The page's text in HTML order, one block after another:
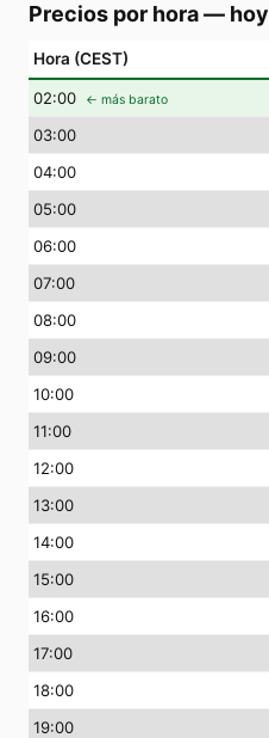
Precios por hora — hoy
Hora (CEST)
02:00 ← más barato
03:00
04:00
05:00
06:00
07:00
08:00
09:00
10:00
11:00
12:00
13:00
14:00
15:00
16:00
17:00
18:00
19:00